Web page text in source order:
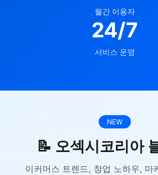
월간 이용자
24/7
서비스 운영
NEW
📝 오섹시코리아
이커머스 트렌드, 창업 노하우, 마